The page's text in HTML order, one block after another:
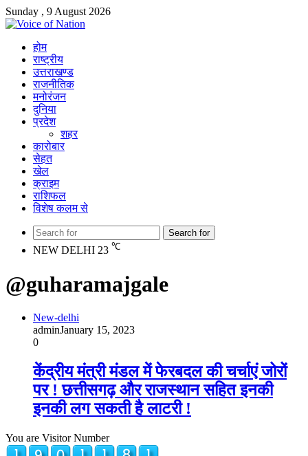
Sunday , 9 August 2026
होम
राष्ट्रीय
उत्तराखण्ड
राजनीतिक
मनोरंजन
दुनिया
प्रदेश
शहर
कारोबार
सेहत
खेल
क्राइम
राशिफल
विशेष कलम से
Search for
NEW DELHI 23 ℃
@guharamajgale
New-delhi
adminJanuary 15, 2023
0
केंद्रीय मंत्री मंडल में फेरबदल की चर्चाएं जोरों
पर ! छत्तीसगढ़ और राजस्थान सहित इनकी
इनकी लग सकती है लाटरी !
You are Visitor Number